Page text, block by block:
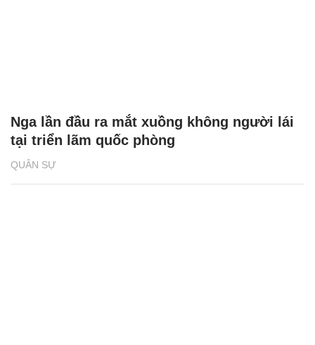
QUÂN SỰ
Nga lần đầu ra mắt xuồng không người lái
tại triển lãm quốc phòng